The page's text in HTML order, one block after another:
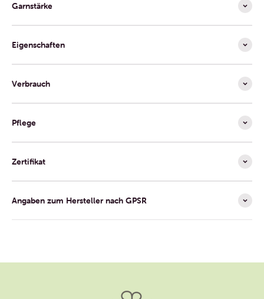
Garnstärke
Eigenschaften
Verbrauch
Pflege
Zertifikat
Angaben zum Hersteller nach GPSR